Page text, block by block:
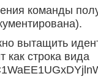
команды
вытащить
как строка вида